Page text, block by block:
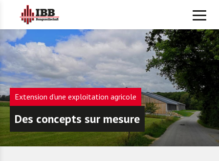
Extension d'une exploitation agricole
Des concepts sur mesure